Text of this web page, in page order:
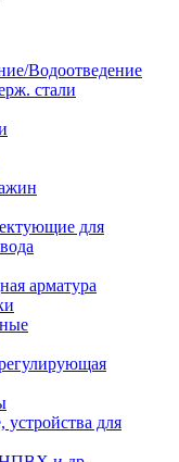
Водоотведение
стали
для
арматура
устройства для